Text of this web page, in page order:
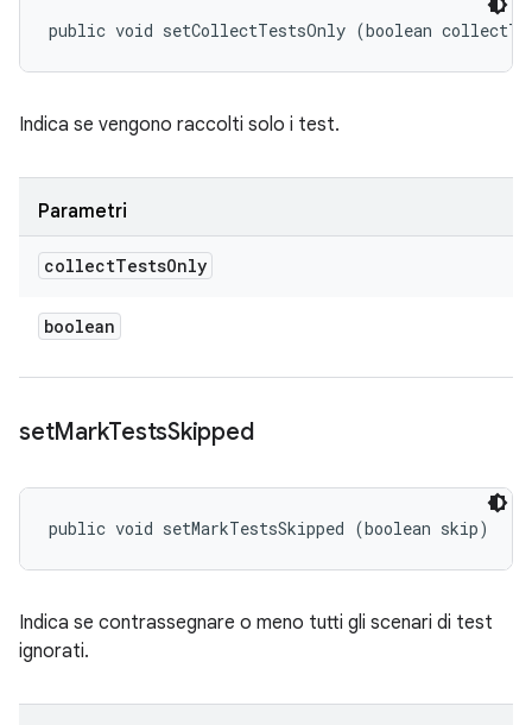
public void setCollectTestsOnly (boolean
Indica se vengono raccolti solo i test.
Parametri
collectTestsOnly
boolean
setMarkTestsSkipped
public void setMarkTestsSkipped (boolean skip)
Indica se contrassegnare o meno tutti gli scenari di test
ignorati.